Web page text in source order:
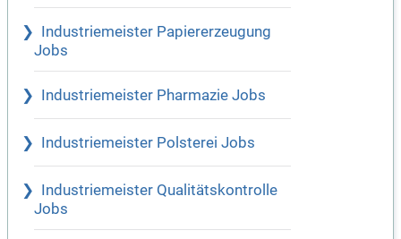
Industriemeister Papiererzeugung
Jobs
Industriemeister Pharmazie Jobs
Industriemeister Polsterei Jobs
Industriemeister Qualitätskontrolle
Jobs